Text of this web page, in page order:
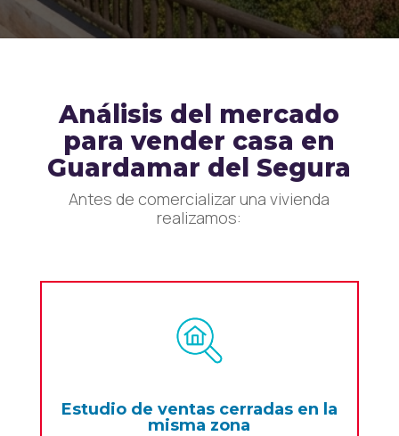
Análisis del mercado
para vender casa en
Guardamar del Segura
Antes de comercializar una vivienda
realizamos:
Estudio de ventas cerradas en la
misma zona